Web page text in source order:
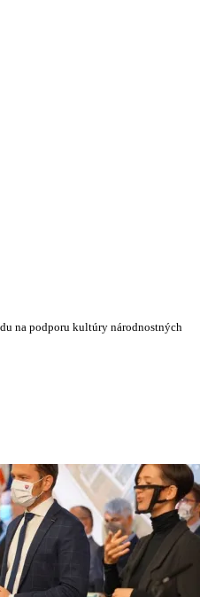
na podporu kultúry národnostných